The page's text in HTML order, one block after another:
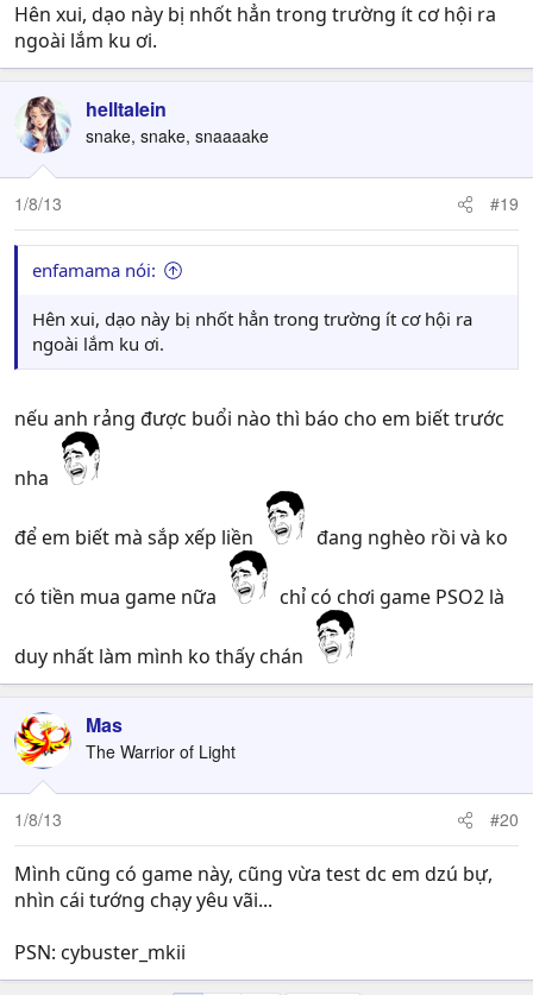
Hên xui, dạo này bị nhốt hẳn trong trường ít cơ hội ra
ngoài lắm ku ơi.
helltalein
snake, snake, snaaaake
1/8/13 #19
enfamama nói:
Hên xui, dạo này bị nhốt hẳn trong trường ít cơ hội ra
ngoài lắm ku ơi.
nếu anh rảng được buổi nào thì báo cho em biết trước
nha
để em biết mà sắp xếp liền đang nghèo rồi và ko
có tiền mua game nữa chỉ có chơi game PSO2 là
duy nhất làm mình ko thấy chán
Mas
The Warrior of Light
1/8/13 #20
Mình cũng có game này, cũng vừa test dc em dzú bự,
nhìn cái tướng chạy yêu vãi...
PSN: cybuster_mkii